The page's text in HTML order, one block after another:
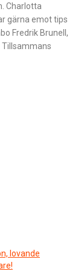
Charlotta
gärna emot tips
Fredrik Brunell,
Tillsammans
lovande